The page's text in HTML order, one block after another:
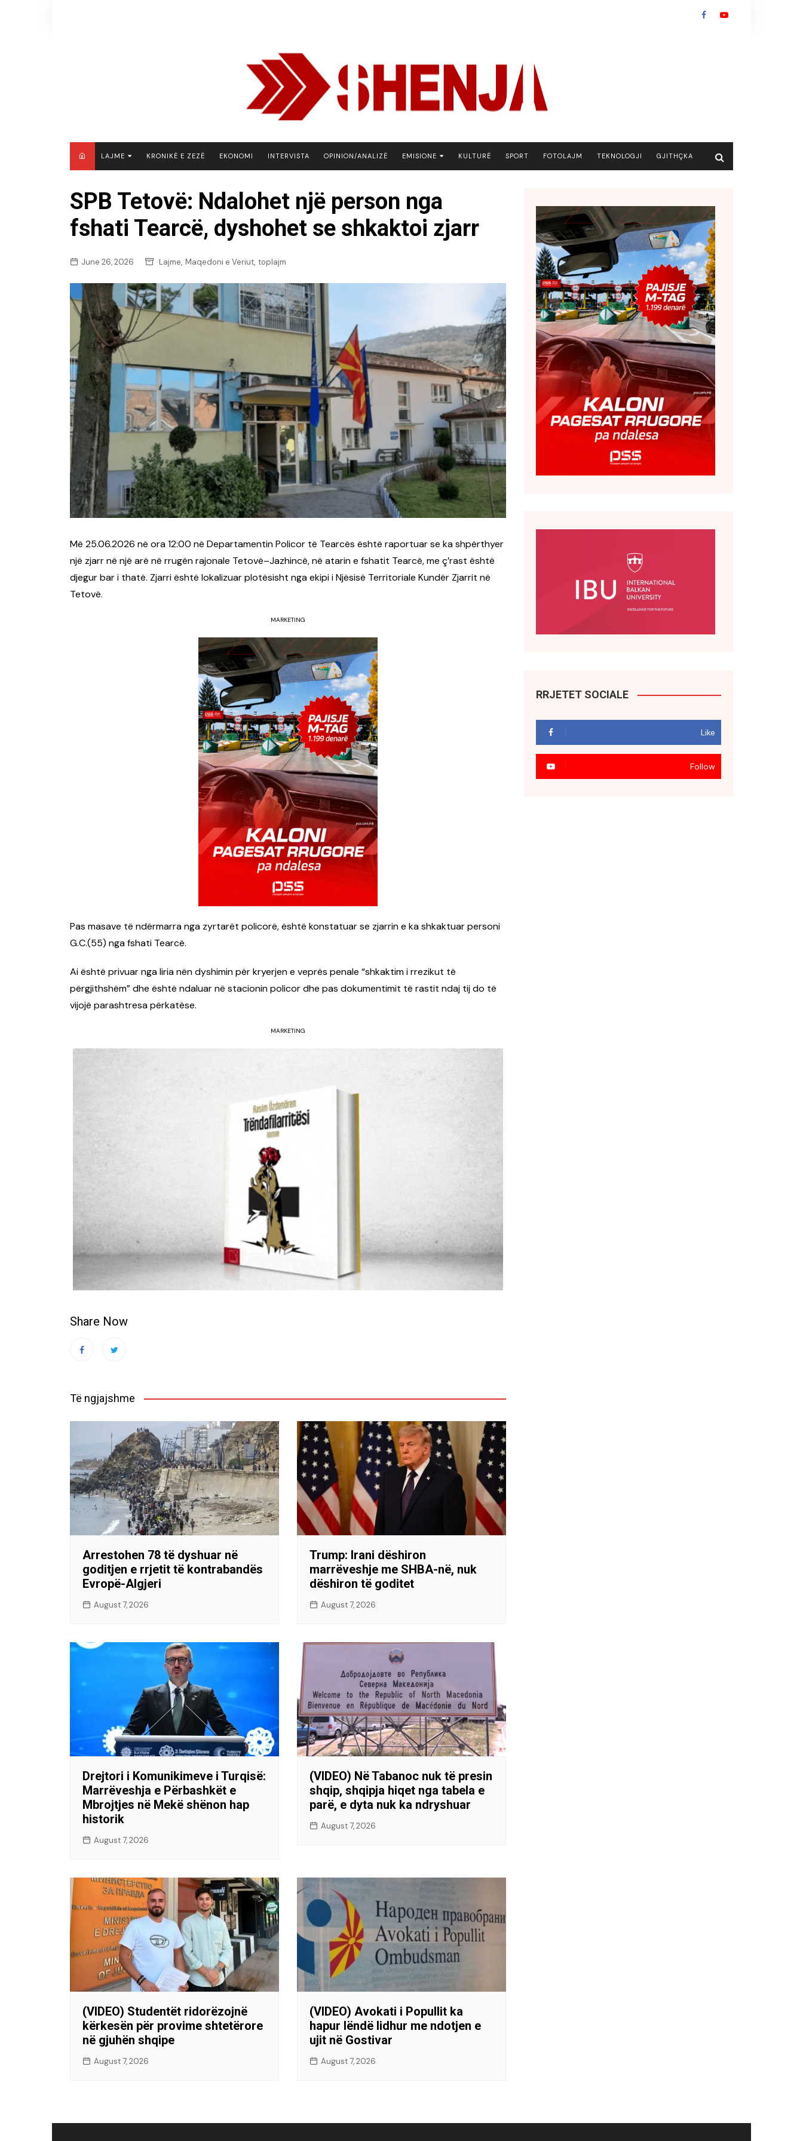
LAJME
KOSOVË
SHQIPËRI
BOTË
KRONIKË E ZEZË EKONOMI INTERVISTA OPINION/ANALIZË EMISIONE
BOTA NE FOKUS
EKONOMIKS
EMISION DEBATIV
KONAKU
KU E KISHIM FJALEN
LIGJERATE FETARE
PARADITE ME NE
PIKËPAMJE
RECETA E DITES
RELAKS
RETRO JAVORE
KULTURË SPORT FOTOLAJM TEKNOLOGJI GJITHÇKA
SPB Tetovë: Ndalohet një person nga
fshati Tearcë, dyshohet se shkaktoi zjarr
June 26, 2026 Lajme, Maqedoni e Veriut, toplajm
Më 25.06.2026 në ora 12:00 në Departamentin Policor të Tearcës është raportuar se ka shpërthyer
një zjarr në një arë në rrugën rajonale Tetovë–Jazhincë, në atarin e fshatit Tearcë, me ç’rast është
djegur bar i thatë. Zjarri është lokalizuar plotësisht nga ekipi i Njësisë Territoriale Kundër Zjarrit në
Tetovë.
MARKETING
Pas masave të ndërmarra nga zyrtarët policorë, është konstatuar se zjarrin e ka shkaktuar personi
G.C.(55) nga fshati Tearcë.
Ai është privuar nga liria nën dyshimin për kryerjen e veprës penale “shkaktim i rrezikut të
përgjithshëm” dhe është ndaluar në stacionin policor dhe pas dokumentimit të rastit ndaj tij do të
vijojë parashtresa përkatëse.
MARKETING
Share Now
Të ngjajshme
Arrestohen 78 të dyshuar në
goditjen e rrjetit të kontrabandës
Evropë-Algjeri
August 7, 2026
Trump: Irani dëshiron
marrëveshje me SHBA-në, nuk
dëshiron të goditet
August 7, 2026
Drejtori i Komunikimeve i Turqisë:
Marrëveshja e Përbashkët e
Mbrojtjes në Mekë shënon hap
historik
August 7, 2026
(VIDEO) Në Tabanoc nuk të presin
shqip, shqipja hiqet nga tabela e
parë, e dyta nuk ka ndryshuar
August 7, 2026
(VIDEO) Studentët ridorëzojnë
kërkesën për provime shtetërore
në gjuhën shqipe
August 7, 2026
(VIDEO) Avokati i Popullit ka
hapur lëndë lidhur me ndotjen e
ujit në Gostivar
August 7, 2026
RRJETET SOCIALE
Like
Follow